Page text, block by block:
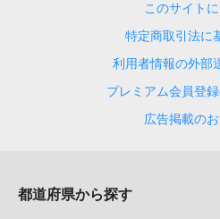
このサイト
特定商取引法に
利用者情報の外部
プレミアム会員登
広告掲載の
都道府県から探す